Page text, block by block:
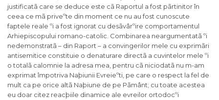
justificatã care se deduce este cã Raportul a fost pãrtinitor în
ceea ce mã priveºte din moment ce nu au fost cunoscute
faptele reale ºi a fost ignorat cu desãvârºire comportamentul
Arhiepiscopului romano-catolic. Combinarea neargumentatã ºi
nedemonstratã – din Raport – a convingerilor mele cu exprimãri
antisemitice constituie o denaturare directã a cuvintelor mele ºi
o totalã calomnie la adresa mea, pentru cã niciodatã nu m-am
exprimat împotriva Naþiunii Evreieºti, pe care o respect la fel de
mult ca pe orice altã Naþiune de pe Pãmânt; cu toate acestea
eu doar citez reacþiile dinamice ale evreilor ortodocºi